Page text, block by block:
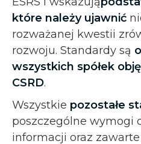
które należy ujawnić
rozważanej kwestii
rozwoju. Standardy są
wszystkich spółek
CSRD.
Wszystkie pozostałe
poszczególne wymogi
informacji oraz